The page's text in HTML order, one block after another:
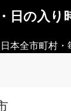
日の入り
本全市町村・